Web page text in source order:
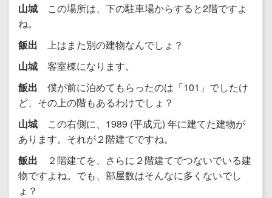
山城 この場所は、下の駐車場からすると2階ですよ
ね。
飯出 上はまた別の建物なんでしょ？
山城 客室棟になります。
飯出 僕が前に泊めてもらったのは「101」でしたけ
ど、その上の階もあるわけでしょ？
山城 この右側に、1989 (平成元) 年に建てた建物が
あります。それが２階建てですね。
飯出 ２階建てを、さらに２階建てでつないでいる建
物ですよね。でも、部屋数はそんなに多くないでし
ょ？